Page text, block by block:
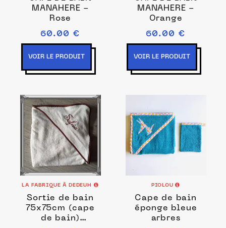
MANAHERE -
Rose
60.00 €
VOIR LE PRODUIT
MANAHERE -
Orange
60.00 €
VOIR LE PRODUIT
LA FABRIQUE À DEDEUH
Sortie de bain
75x75cm (cape
de bain)
PIOLOU
Cape de bain
éponge bleue
arbres